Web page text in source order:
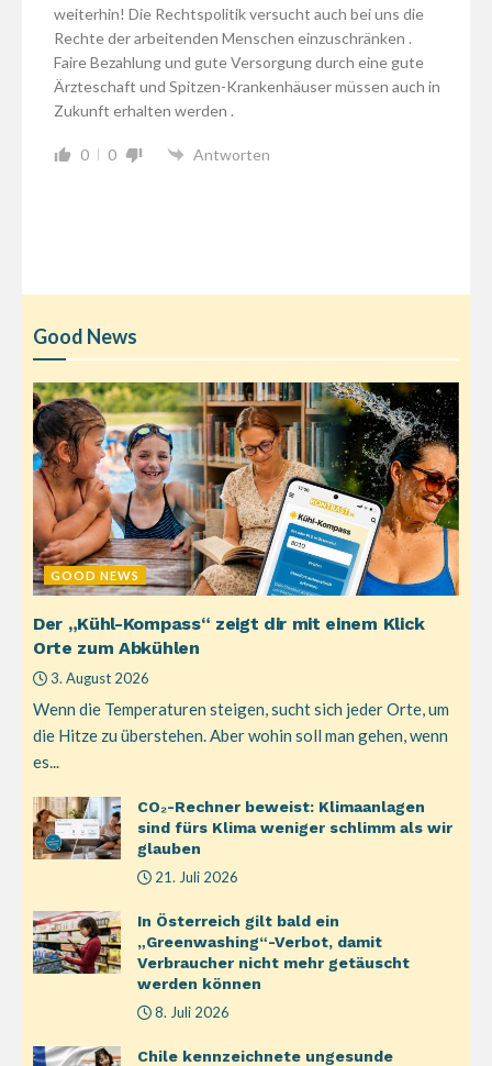
weiterhin! Die Rechtspolitik versucht auch bei uns die
Rechte der arbeitenden Menschen einzuschränken .
Faire Bezahlung und gute Versorgung durch eine gute
Ärzteschaft und Spitzen-Krankenhäuser müssen auch in
Zukunft erhalten werden .
0 0 Antworten
Good News
GOOD NEWS
Der „Kühl-Kompass“ zeigt dir mit einem Klick
Orte zum Abkühlen
3. August 2026
Wenn die Temperaturen steigen, sucht sich jeder Orte, um
die Hitze zu überstehen. Aber wohin soll man gehen, wenn
es...
CO₂-Rechner beweist: Klimaanlagen
sind fürs Klima weniger schlimm als wir
glauben
21. Juli 2026
In Österreich gilt bald ein
„Greenwashing“-Verbot, damit
Verbraucher nicht mehr getäuscht
werden können
8. Juli 2026
Chile kennzeichnete ungesunde